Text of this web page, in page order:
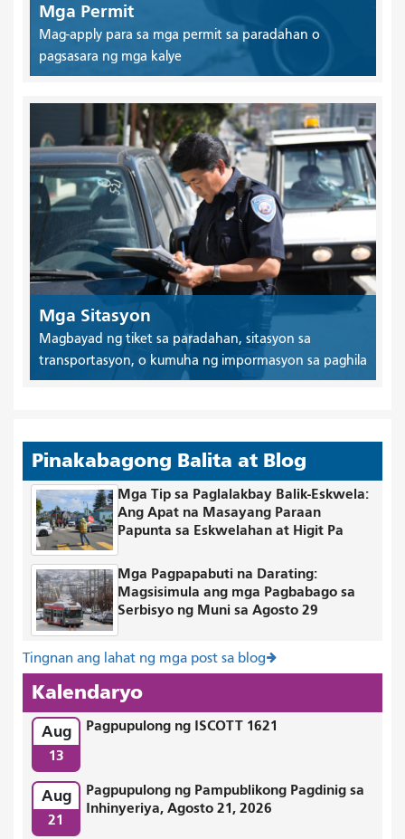
Mga Permit
Mag-apply para sa mga permit sa paradahan o
pagsasara ng mga kalye
Mga Sitasyon
Magbayad ng tiket sa paradahan, sitasyon sa
transportasyon, o kumuha ng impormasyon sa paghila
Pinakabagong Balita at Blog
Mga Tip sa Paglalakbay Balik-Eskwela:
Ang Apat na Masayang Paraan
Papunta sa Eskwelahan at Higit Pa
Mga Pagpapabuti na Darating:
Magsisimula ang mga Pagbabago sa
Serbisyo ng Muni sa Agosto 29
Tingnan ang lahat ng mga post sa blog
Kalendaryo
Aug
13
Pagpupulong ng ISCOTT 1621
Aug
21
Pagpupulong ng Pampublikong Pagdinig sa
Inhinyeriya, Agosto 21, 2026